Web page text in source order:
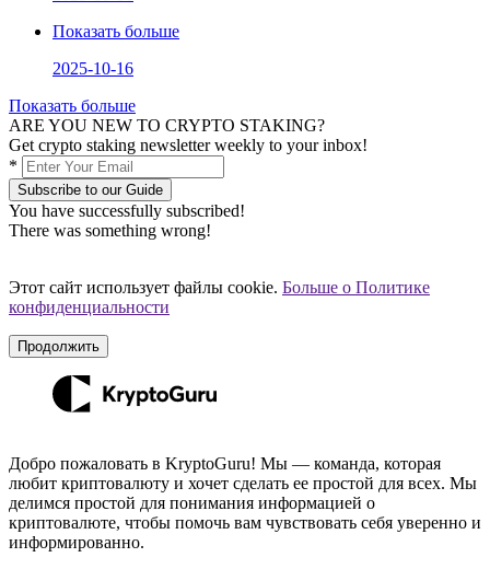
Показать больше
2025-10-16
Показать больше
ARE YOU NEW TO CRYPTO STAKING?
Get crypto staking newsletter weekly to your inbox!
*
Subscribe to our Guide
You have successfully subscribed!
There was something wrong!
Этот сайт использует файлы cookie. Больше о Политике
конфиденциальности
Продолжить
Добро пожаловать в KryptoGuru! Мы — команда, которая
любит криптовалюту и хочет сделать ее простой для всех. Мы
делимся простой для понимания информацией о
криптовалюте, чтобы помочь вам чувствовать себя уверенно и
информированно.